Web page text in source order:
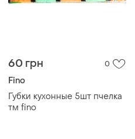
60 грн 0
Fino
Губки кухонные 5шт пчелка
тм fino